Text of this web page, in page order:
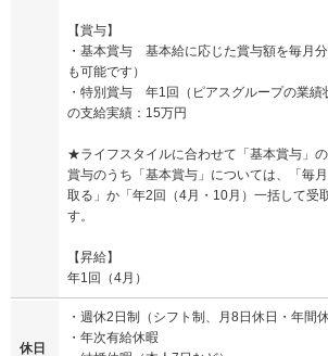
【賞与】
・基本賞与 基本給に応じた賞与額を毎月
も可能です）
・特別賞与 年1回（ピアスグループの業
の支給実績：15万円
★ライフスタイルに合わせて「基本賞与」
賞与のうち「基本賞与」については、「毎
取る」か「年2回（4月・10月）一括して受
す。
【昇給】
年1回（4月）
休日
・週休2日制（シフト制、月8日休日・年間
・年次有給休暇